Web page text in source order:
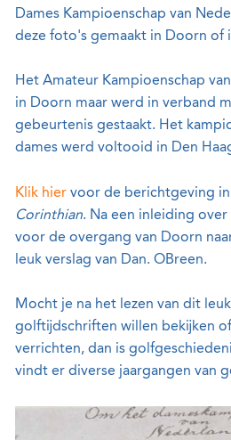
Dames Kampioenschap van
deze foto's gemaakt in Doorn of
Het Amateur Kampioenschap
in Doorn maar werd in verband
gebeurtenis gestaakt. Het
dames werd voltooid in Den
Klik hier voor de berichtgeving in
Corinthian. Na een inleiding
voor de overgang van Doorn
leuk verslag van Dan. OBreen.
Mocht je na het lezen van dit
golftijdschriften willen bekijken
verrichten, dan is
vindt er diverse jaargangen van